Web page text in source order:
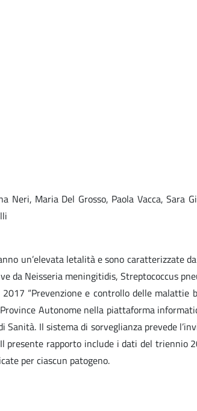
Maria Del Grosso, Paola Vacca, Sara
un’elevata letalità e sono caratterizzate
da Neisseria meningitidis, Streptococcus
“Prevenzione e controllo delle malattie
Autonome nella piattaforma
Il sistema di sorveglianza prevede
rapporto include i dati del triennio
per ciascun patogeno.